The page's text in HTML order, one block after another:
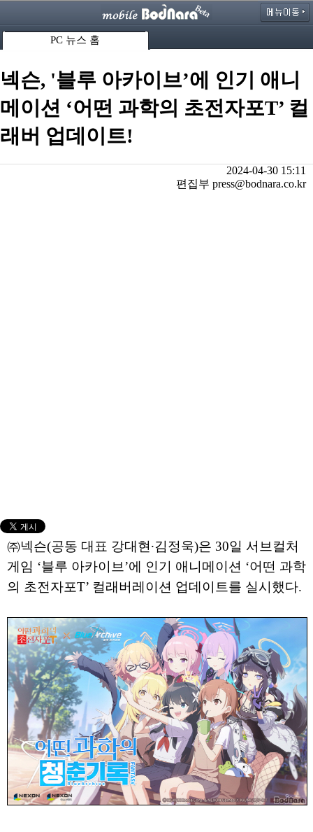
PC 뉴스 홈
넥슨, '블루 아카이브’에 인기 애니
메이션 ‘어떤 과학의 초전자포T’ 컬
래버 업데이트!
2024-04-30 15:11
편집부 press@bodnara.co.kr
㈜넥슨(공동 대표 강대현∙김정욱)은 30일 서브컬처
게임 ‘블루 아카이브’에 인기 애니메이션 ‘어떤 과학
의 초전자포T’ 컬래버레이션 업데이트를 실시했다.